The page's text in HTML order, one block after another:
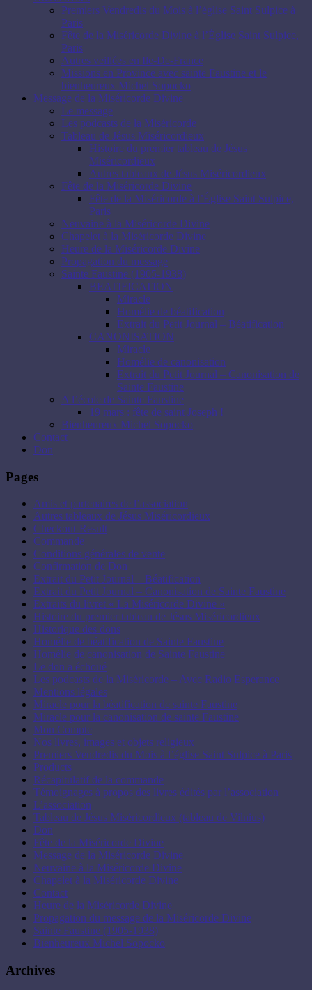
Premiers Vendredis du Mois à l’église Saint Sulpice à
Paris
Fête de la Miséricorde Divine à l’Église Saint Sulpice,
Paris
Autres veillées en Ile-De-France
Missions en Province avec sainte Faustine et le
bienheureux Michel Sopocko
Message de la Miséricorde Divine
Le message
Les podcasts de la Miséricorde
Tableau de Jésus Miséricordieux
Histoire du premier tableau de Jésus
Miséricordieux
Autres tableaux de Jésus Miséricordieux
Fête de la Miséricorde Divine
Fête de la Miséricorde à l’Église Saint Sulpice,
Paris
Neuvaine à la Miséricorde Divine
Chapelet à la Miséricorde Divine
Heure de la Miséricorde Divine
Propagation du message
Sainte Faustine (1905-1938)
BEATIFICATION
Miracle
Homélie de béatification
Extrait du Petit Journal – Béatification
CANONISATION
Miracle
Homélie de canonisation
Extrait du Petit Journal – Canonisation de
Sainte Faustine
A l’école de Sainte Faustine
19 mars : fête de saint Joseph !
Bienheureux Michel Sopocko
Contact
Don
Pages
Amis et partenaires de l’association
Autres tableaux de Jésus Miséricordieux
Checkout-Result
Commande
Conditions générales de vente
Confirmation de Don
Extrait du Petit Journal – Béatification
Extrait du Petit Journal – Canonisation de Sainte Faustine
Extraits du livret « La Miséricorde Divine »
Histoire du premier tableau de Jésus Miséricordieux
Historique des dons
Homélie de béatification de Sainte Faustine
Homélie de canonisation de Sainte Faustine
Le don a échoué
Les podcasts de la Miséricorde – Avec Radio Esperance
Mentions légales
Miracle pour la béatification de sainte Faustine
Miracle pour la canonisation de sainte Faustine
Mon Compte
Nos livres, images et objets religieux
Premiers Vendredis du Mois à l’église Saint Sulpice à Paris
Products
Récapitulatif de la commande
Témoignages à propos des livres édités par l’association
L’association
Tableau de Jésus Miséricordieux (tableau de Vilnius)
Don
Fête de la Miséricorde Divine
Message de la Miséricorde Divine
Neuvaine à la Miséricorde Divine
Chapelet à la Miséricorde Divine
Contact
Heure de la Miséricorde Divine
Propagation du message de la Miséricorde Divine
Sainte Faustine (1905-1938)
Bienheureux Michel Sopocko
Archives